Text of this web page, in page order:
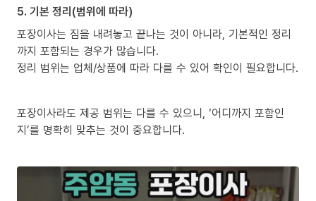
5. 기본 정리(범위에 따라)
포장이사는 짐을 내려놓고 끝나는 것이 아니라, 기본적인 정리
까지 포함되는 경우가 많습니다.
정리 범위는 업체/상품에 따라 다를 수 있어 확인이 필요합니다.
포장이사라도 제공 범위는 다를 수 있으니, ‘어디까지 포함인
지’를 명확히 맞추는 것이 중요합니다.